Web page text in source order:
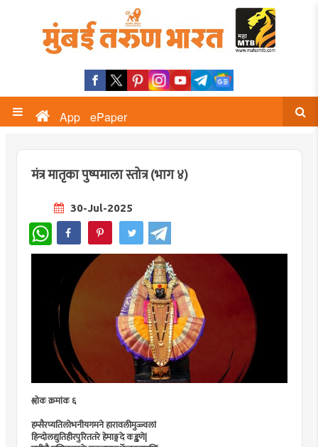
App ePaper
मंत्र मातृका पुष्पमाला स्तोत्र (भाग ४)
30-Jul-2025
WhatsApp
श्लोक क्रमांक ६
हम्सैरप्यतिलोभनीयगमने हारावलीमुज्ज्वलां
हिन्दोलद्युतिहीरपुरिततरे हेमाङ्गदे कङ्कणे|